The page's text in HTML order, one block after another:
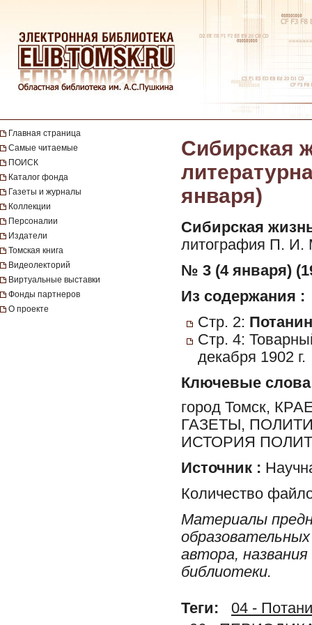
Главная страница
Самые читаемые
ПОИСК
Каталог фонда
Газеты и журналы
Коллекции
Персоналии
Издатели
Томская книга
Видеолекторий
Виртуальные выставки
Фонды партнеров
О проекте
Сибирская
января)
Сибирская
литография П. И.
№ 3 (4 января)
Из содержания :
Стр. 2:
Стр. 4:
декабря 1902 г.
Ключевые слова
город Томск,
ГАЗЕТЫ,
ИСТОРИЯ
Источник :
Количество
Материалы
автора,
библиотеки.
Теги:
04 -